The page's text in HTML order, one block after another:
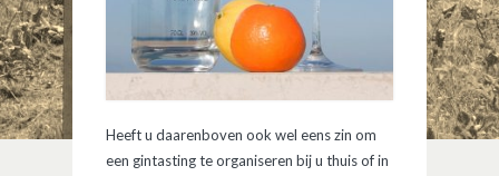
Heeft u daarenboven ook wel eens zin om
een gintasting te organiseren bij u thuis of in